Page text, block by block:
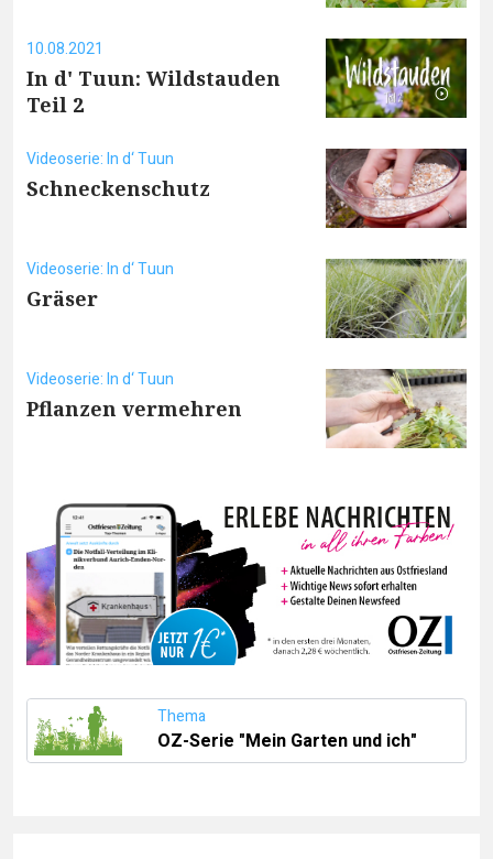
10.08.2021
In d' Tuun: Wildstauden
Teil 2
Videoserie: In d‘ Tuun
Schneckenschutz
Videoserie: In d‘ Tuun
Gräser
Videoserie: In d‘ Tuun
Pflanzen vermehren
Thema
OZ-Serie "Mein Garten und ich"